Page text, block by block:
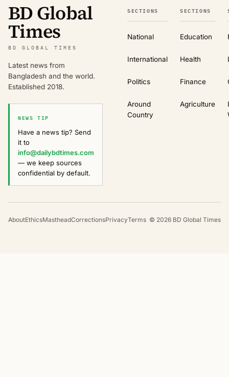
BD Global
Times
BD GLOBAL TIMES
Latest news from
Bangladesh and the world.
Established 2018.
NEWS TIP
Have a news tip? Send
it to
info@dailybdtimes.com
— we keep sources
confidential by default.
SECTIONS
National
International
Politics
Around
Country
SECTIONS
Education
Health
Finance
Agriculture
AboutEthicsMastheadCorrectionsPrivacyTerms © 2026 BD Global Times